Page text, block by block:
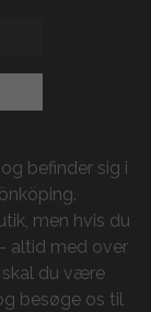
befinder sig i
men hvis du
altid med over
skal du være
besøge os til